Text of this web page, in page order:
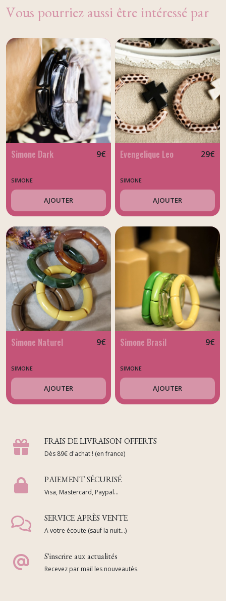
Vous pourriez aussi être intéressé par
Simone Dark 9€
SIMONE
AJOUTER
Evengelique Leo 29€
SIMONE
AJOUTER
Simone Naturel 9€
SIMONE
AJOUTER
Simone Brasil 9€
SIMONE
AJOUTER
FRAIS DE LIVRAISON OFFERTS
Dès 89€ d'achat ! (en france)
PAIEMENT SÉCURISÉ
Visa, Mastercard, Paypal...
SERVICE APRÈS VENTE
A votre écoute (sauf la nuit...)
S'inscrire aux actualités
Recevez par mail les nouveautés.